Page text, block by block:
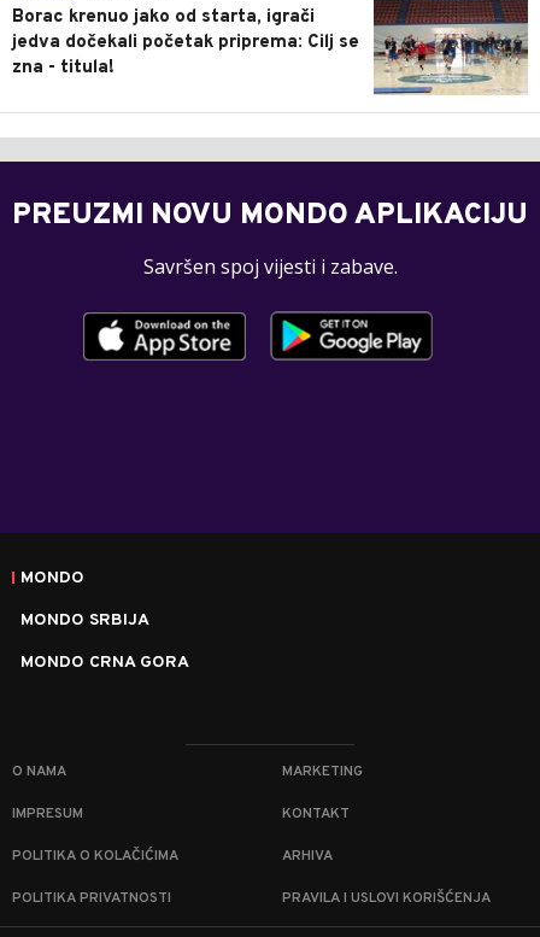
Borac krenuo jako od starta, igrači
jedva dočekali početak priprema: Cilj se
zna - titula!
PREUZMI NOVU MONDO APLIKACIJU
Savršen spoj vijesti i zabave.
MONDO
MONDO SRBIJA
MONDO CRNA GORA
O NAMA MARKETING
IMPRESUM KONTAKT
POLITIKA O KOLAČIĆIMA ARHIVA
POLITIKA PRIVATNOSTI PRAVILA I USLOVI KORIŠĆENJA